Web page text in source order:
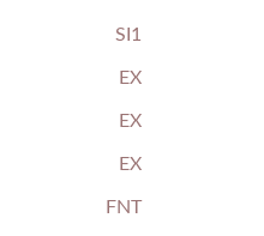
SI1
EX
EX
EX
FNT